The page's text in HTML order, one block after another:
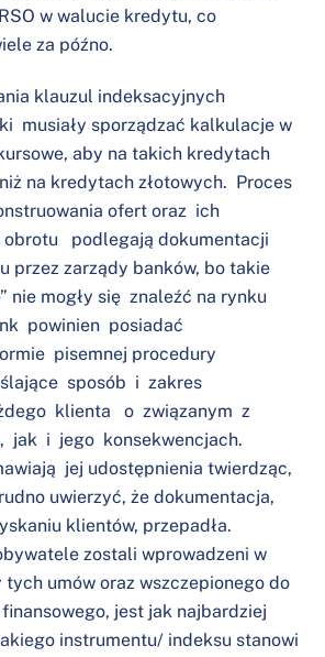
w walucie kredytu, co
za późno.
klauzul indeksacyjnych
musiały sporządzać kalkulacje w
aby na takich kredytach
na kredytach złotowych. Proces
ofert oraz ich
obrotu podlegają dokumentacji
przez zarządy banków, bo takie
nie mogły się znaleźć na rynku
powinien posiadać
pisemnej procedury
sposób i zakres
klienta o związanym z
jak i jego konsekwencjach.
jej udostępnienia twierdząc,
uwierzyć, że dokumentacja,
klientów, przepadła.
zostali wprowadzeni w
tych umów oraz wszczepionego do
jest jak najbardziej
instrumentu/ indeksu stanowi